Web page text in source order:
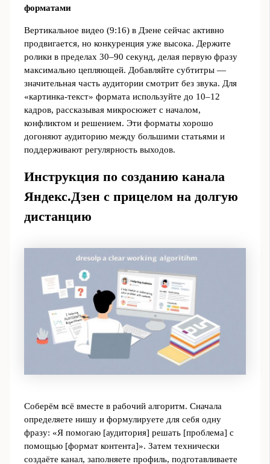
форматами
Вертикальное видео (9:16) в Дзене сейчас активно
продвигается, но конкуренция уже высока. Держите
ролики в пределах 30–90 секунд, делая первую фразу
максимально цепляющей. Добавляйте субтитры —
значительная часть аудитории смотрит без звука. Для
«картинка‑текст» формата используйте до 10–12
кадров, рассказывая микросюжет с началом,
конфликтом и решением. Эти форматы хорошо
догоняют аудиторию между большими статьями и
поддерживают регулярность выходов.
Инструкция по созданию канала
Яндекс.Дзен с прицелом на долгую
дистанцию
Соберём всё вместе в рабочий алгоритм. Сначала
определяете нишу и формулируете для себя одну
фразу: «Я помогаю [аудитория] решать [проблема] с
помощью [формат контента]». Затем технически
создаёте канал, заполняете профиль, подготавливаете